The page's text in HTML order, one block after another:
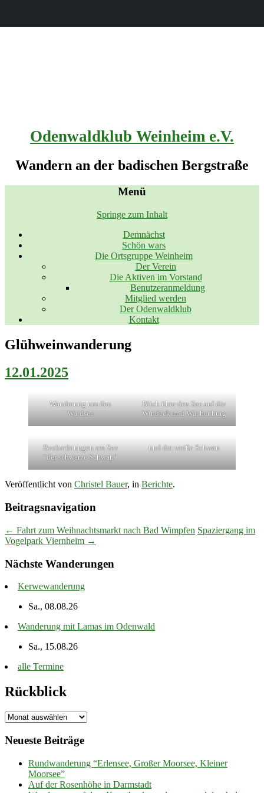
Odenwaldklub Weinheim e.V.
Wandern an der badischen Bergstraße
Menü
Springe zum Inhalt
Demnächst
Schön wars
Die Ortsgruppe Weinheim
Der Verein
Die Aktiven im Vorstand
Benutzeranmeldung
Mitglied werden
Der Odenwaldklub
Kontakt
Glühweinwanderung
12.01.2025
Wanderung um den
Waidsee
Blick über den See auf die
Windeck und Wachenburg
Beobachtungen am See
“der schwarze Schwan”
und der weiße Schwan
Veröffentlicht von Christel Bauer, in Berichte.
Beitragsnavigation
← Fahrt zum Weihnachtsmarkt nach Bad Wimpfen Spaziergang im
Vogelpark Viernheim →
Nächste Wanderungen
Kerwewanderung
Sa., 08.08.26
Wanderung mit Lamas im Odenwald
Sa., 15.08.26
alle Termine
Rückblick
Rückblick
Neueste Beiträge
Rundwanderung “Erlensee, Großer Moorsee, Kleiner
Moorsee”
Auf der Rosenhöhe in Darmstadt